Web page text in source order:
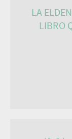
LA
LIBRO